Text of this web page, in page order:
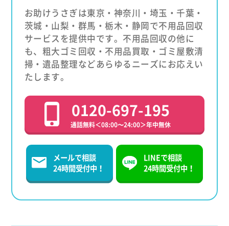
お助けうさぎは東京・神奈川・埼玉・千葉・
茨城・山梨・群馬・栃木・静岡で不用品回収
サービスを提供中です。不用品回収の他に
も、粗大ゴミ回収・不用品買取・ゴミ屋敷清
掃・遺品整理などあらゆるニーズにお応えい
たします。
0120-697-195
通話無料＜08:00〜24:00＞年中無休
メールで相談
24時間受付中！
LINEで相談
24時間受付中！